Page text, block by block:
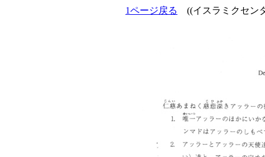
1ページ戻る ((イスラミクセン